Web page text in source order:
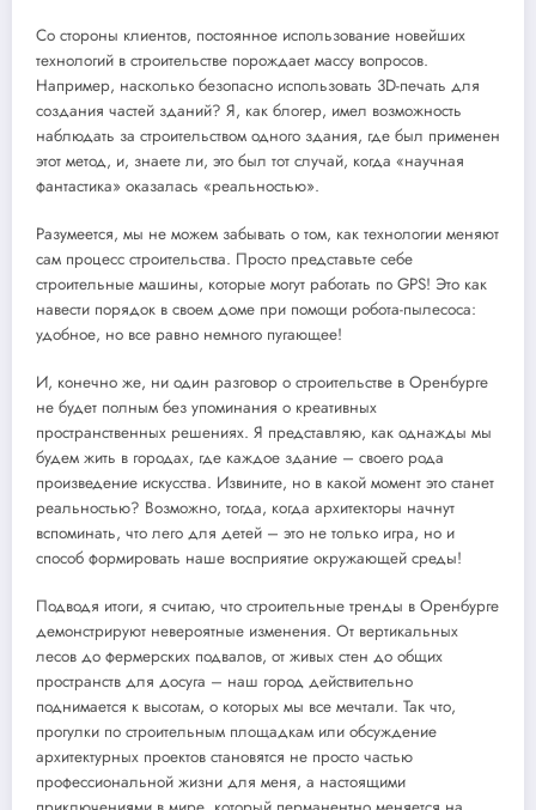
Со стороны клиентов, постоянное использование новейших
технологий в строительстве порождает массу вопросов.
Например, насколько безопасно использовать 3D-печать для
создания частей зданий? Я, как блогер, имел возможность
наблюдать за строительством одного здания, где был применен
этот метод, и, знаете ли, это был тот случай, когда «научная
фантастика» оказалась «реальностью».
Разумеется, мы не можем забывать о том, как технологии меняют
сам процесс строительства. Просто представьте себе
строительные машины, которые могут работать по GPS! Это как
навести порядок в своем доме при помощи робота-пылесоса:
удобное, но все равно немного пугающее!
И, конечно же, ни один разговор о строительстве в Оренбурге
не будет полным без упоминания о креативных
пространственных решениях. Я представляю, как однажды мы
будем жить в городах, где каждое здание – своего рода
произведение искусства. Извините, но в какой момент это станет
реальностью? Возможно, тогда, когда архитекторы начнут
вспоминать, что лего для детей – это не только игра, но и
способ формировать наше восприятие окружающей среды!
Подводя итоги, я считаю, что строительные тренды в Оренбурге
демонстрируют невероятные изменения. От вертикальных
лесов до фермерских подвалов, от живых стен до общих
пространств для досуга – наш город действительно
поднимается к высотам, о которых мы все мечтали. Так что,
прогулки по строительным площадкам или обсуждение
архитектурных проектов становятся не просто частью
профессиональной жизни для меня, а настоящими